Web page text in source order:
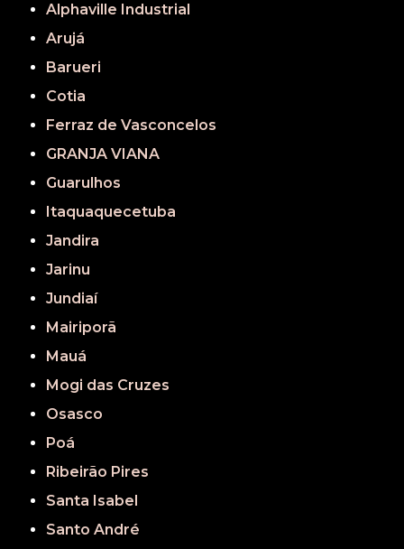
Alphaville Industrial
Arujá
Barueri
Cotia
Ferraz de Vasconcelos
GRANJA VIANA
Guarulhos
Itaquaquecetuba
Jandira
Jarinu
Jundiaí
Mairiporã
Mauá
Mogi das Cruzes
Osasco
Poá
Ribeirão Pires
Santa Isabel
Santo André